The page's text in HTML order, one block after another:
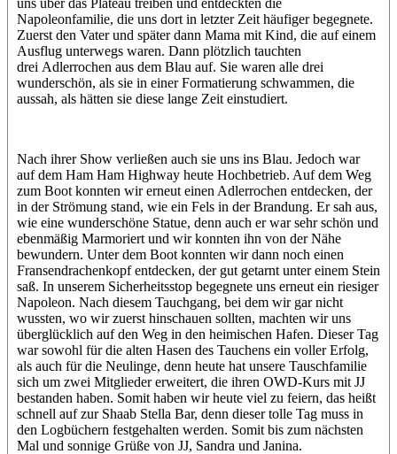
Napoleonfamilie, die uns dort in letzter Zeit häufiger begegnete.
Zuerst den Vater und später dann Mama mit Kind, die auf einem
Ausflug unterwegs waren. Dann plötzlich tauchten
drei Adlerrochen aus dem Blau auf. Sie waren alle drei
wunderschön, als sie in einer Formatierung schwammen, die
aussah, als hätten sie diese lange Zeit einstudiert.
Nach ihrer Show verließen auch sie uns ins Blau. Jedoch war
auf dem Ham Ham Highway heute Hochbetrieb. Auf dem Weg
zum Boot konnten wir erneut einen Adlerrochen entdecken, der
in der Strömung stand, wie ein Fels in der Brandung. Er sah aus,
wie eine wunderschöne Statue, denn auch er war sehr schön und
ebenmäßig Marmoriert und wir konnten ihn von der Nähe
bewundern. Unter dem Boot konnten wir dann noch einen
Fransendrachenkopf entdecken, der gut getarnt unter einem Stein
saß. In unserem Sicherheitsstop begegnete uns erneut ein riesiger
Napoleon. Nach diesem Tauchgang, bei dem wir gar nicht
wussten, wo wir zuerst hinschauen sollten, machten wir uns
überglücklich auf den Weg in den heimischen Hafen. Dieser Tag
war sowohl für die alten Hasen des Tauchens ein voller Erfolg,
als auch für die Neulinge, denn heute hat unsere Tauschfamilie
sich um zwei Mitglieder erweitert, die ihren OWD-Kurs mit JJ
bestanden haben. Somit haben wir heute viel zu feiern, das heißt
schnell auf zur Shaab Stella Bar, denn dieser tolle Tag muss in
den Logbüchern festgehalten werden. Somit bis zum nächsten
Mal und sonnige Grüße von JJ, Sandra und Janina.